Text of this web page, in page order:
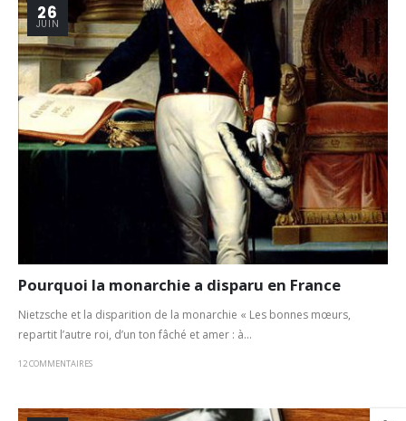
26
JUIN
Pourquoi la monarchie a disparu en France
Nietzsche et la disparition de la monarchie « Les bonnes mœurs,
repartit l’autre roi, d’un ton fâché et amer : à...
12 COMMENTAIRES